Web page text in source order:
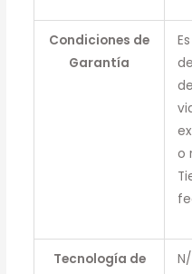
Condiciones de
Garantía
o
Tecnología de